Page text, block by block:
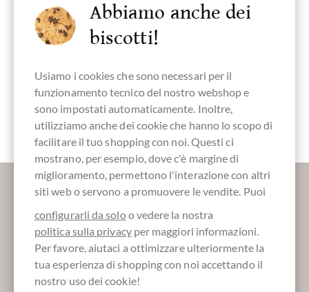
senza glutine vegan-cordiale
Cioccolate Bio
GB-ORG-02
Imballaggio
Tavola di
Maggiori informazioni sul buon cioccolato?
Registrati qui per i nostri SchokoNEWS:
Absenden
Abbiamo anche dei
biscotti!
Usiamo i cookies che sono necessari per il
funzionamento tecnico del nostro webshop e
sono impostati automaticamente. Inoltre,
utilizziamo anche dei cookie che hanno lo scopo di
facilitare il tuo shopping con noi. Questi ci
mostrano, per esempio, dove c'è margine di
miglioramento, permettono l'interazione con altri
siti web o servono a promuovere le vendite. Puoi
configurarli da soloo vedere la nostra
politica sulla privacyper maggiori informazioni.
Per favore, aiutaci a ottimizzare ulteriormente la
tua esperienza di shopping con noi accettando il
nostro uso dei cookie!